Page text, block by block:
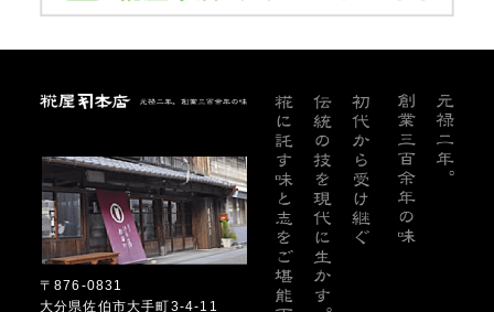
糀屋本店
〒876-0831
大分県佐伯市大手町3-4-11